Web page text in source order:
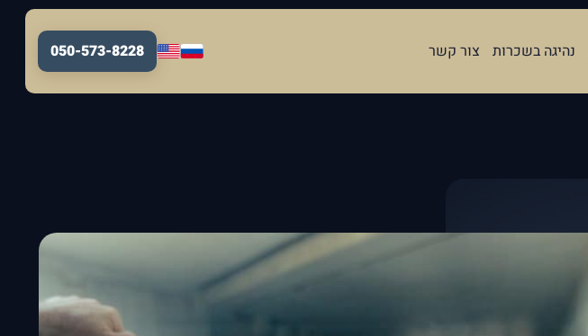
נהיגה בשכרות צור קשר 050-573-8228